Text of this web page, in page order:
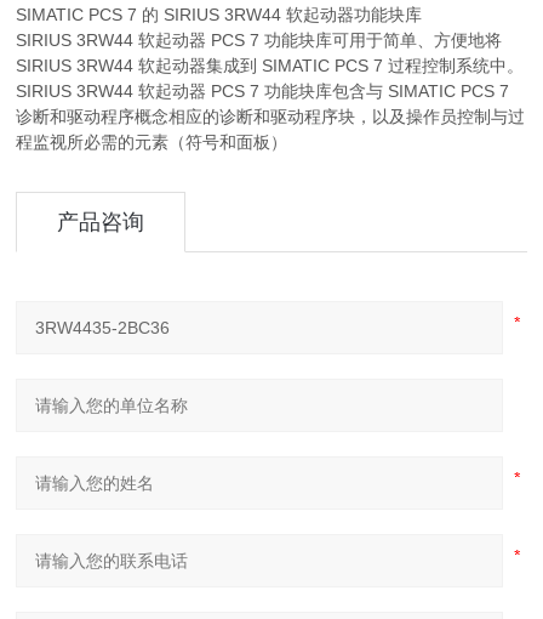
SIMATIC PCS 7 的 SIRIUS 3RW44 软起动器功能块库
SIRIUS 3RW44 软起动器 PCS 7 功能块库可用于简单、方便地将
SIRIUS 3RW44 软起动器集成到 SIMATIC PCS 7 过程控制系统中。
SIRIUS 3RW44 软起动器 PCS 7 功能块库包含与 SIMATIC PCS 7
诊断和驱动程序概念相应的诊断和驱动程序块，以及操作员控制与过
程监视所必需的元素（符号和面板）
产品咨询